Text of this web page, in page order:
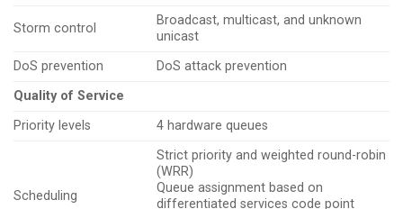
Storm control
Broadcast, multicast, and unknown
unicast
DoS prevention
DoS attack prevention
Quality of Service
Priority levels
4 hardware queues
Scheduling
Strict priority and weighted round-robin
(WRR)
Queue assignment based on
differentiated services code point